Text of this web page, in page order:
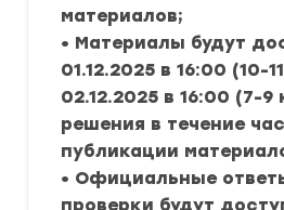
материалов;
• Материалы будут
01.12.2025 в 16:00 (10-
02.12.2025 в 16:00 (7-9
решения в течение
публикации
• Официальные
проверки будут